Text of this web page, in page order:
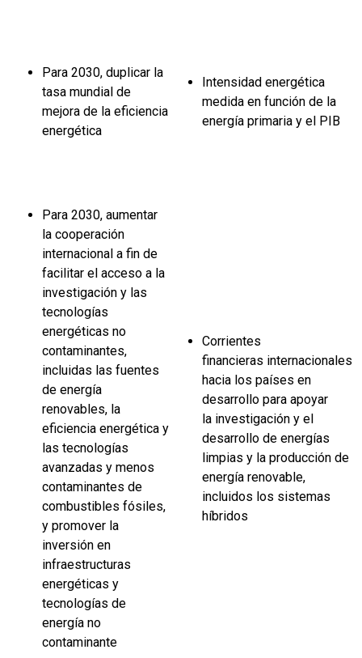
Para 2030, duplicar la
tasa mundial de
mejora de la eficiencia
energética
Intensidad energética
medida en función de la
energía primaria y el PIB
Para 2030, aumentar
la cooperación
internacional a fin de
facilitar el acceso a la
investigación y las
tecnologías
energéticas no
contaminantes,
incluidas las fuentes
de energía
renovables, la
eficiencia energética y
las tecnologías
avanzadas y menos
contaminantes de
combustibles fósiles,
y promover la
inversión en
infraestructuras
energéticas y
tecnologías de
energía no
contaminante
Corrientes
financieras internacionales
hacia los países en
desarrollo para apoyar
la investigación y el
desarrollo de energías
limpias y la producción de
energía renovable,
incluidos los sistemas
híbridos